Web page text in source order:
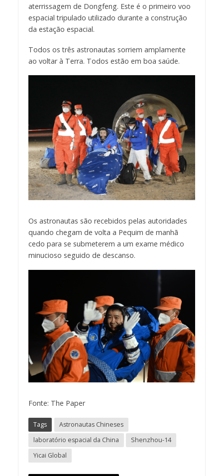
aterrissagem de Dongfeng. Este é o primeiro voo
espacial tripulado utilizado durante a construção
da estação espacial.
Todos os três astronautas sorriem amplamente
ao voltar à Terra. Todos estão em boa saúde.
Os astronautas são recebidos pelas autoridades
quando chegam de volta a Pequim de manhã
cedo para se submeterem a um exame médico
minucioso seguido de descanso.
Fonte: The Paper
Tags
Astronautas Chineses
laboratório espacial da China
Shenzhou-14
Yicai Global